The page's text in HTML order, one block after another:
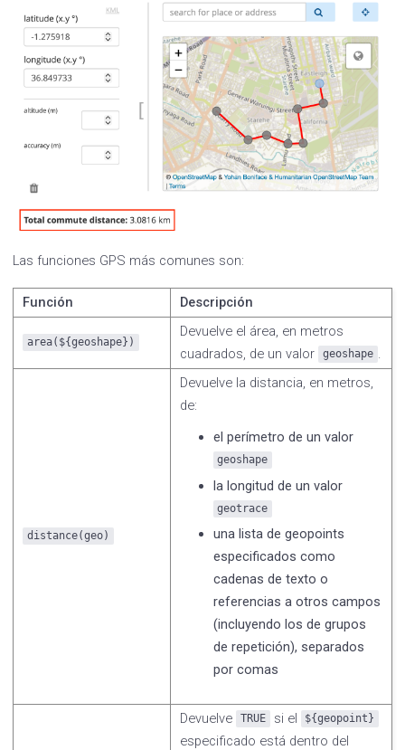
Las funciones GPS más comunes son:
Función Descripción
area(${geoshape})
Devuelve el área, en metros
cuadrados, de un valor
geoshape .
distance(geo)
Devuelve la distancia, en metros,
de:
el perímetro de un valor
geoshape
la longitud de un valor
geotrace
una lista de geopoints
especificados como
cadenas de texto o
referencias a otros campos
(incluyendo los de grupos
de repetición), separados
por comas
Devuelve TRUE si el ${geopoint}
especificado está dentro del